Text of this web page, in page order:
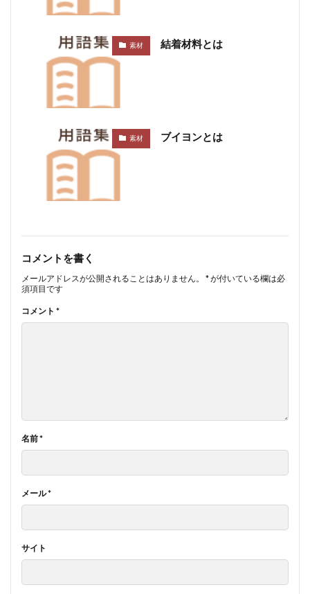
素材 結着材料とは
素材 ブイヨンとは
コメントを書く
メールアドレスが公開されることはありません。 *が付いている欄は必
須項目です
コメント *
名前*
メール*
サイト